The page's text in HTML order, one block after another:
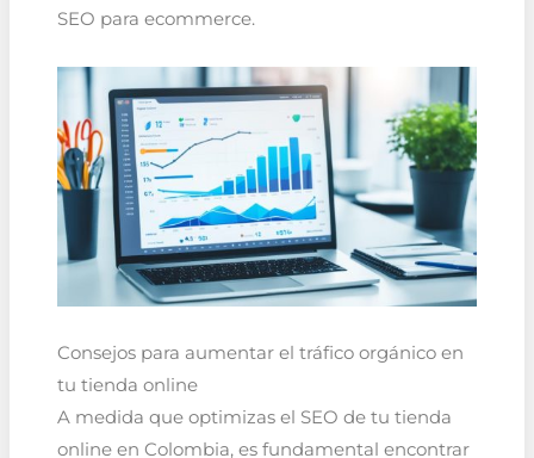
SEO para ecommerce.
Consejos para aumentar el tráfico orgánico en
tu tienda online
A medida que optimizas el SEO de tu tienda
online en Colombia, es fundamental encontrar